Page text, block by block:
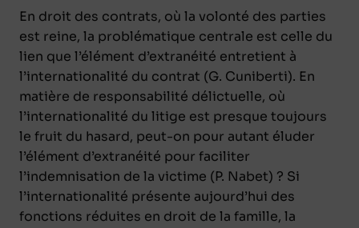
En droit des contrats, où la volonté des parties
est reine, la problématique centrale est celle du
lien que l’élément d’extranéité entretient à
l’internationalité du contrat (G. Cuniberti). En
matière de responsabilité délictuelle, où
l’internationalité du litige est presque toujours
le fruit du hasard, peut-on pour autant éluder
l’élément d’extranéité pour faciliter
l’indemnisation de la victime (P. Nabet) ? Si
l’internationalité présente aujourd’hui des
fonctions réduites en droit de la famille, la